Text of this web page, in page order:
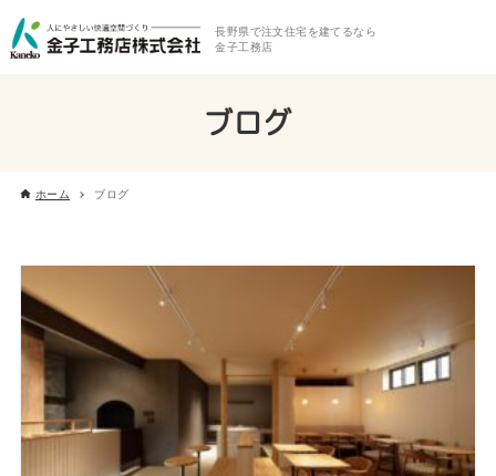
長野県で注文住宅を建てるなら
金子工務店
ブログ
ホーム ブログ